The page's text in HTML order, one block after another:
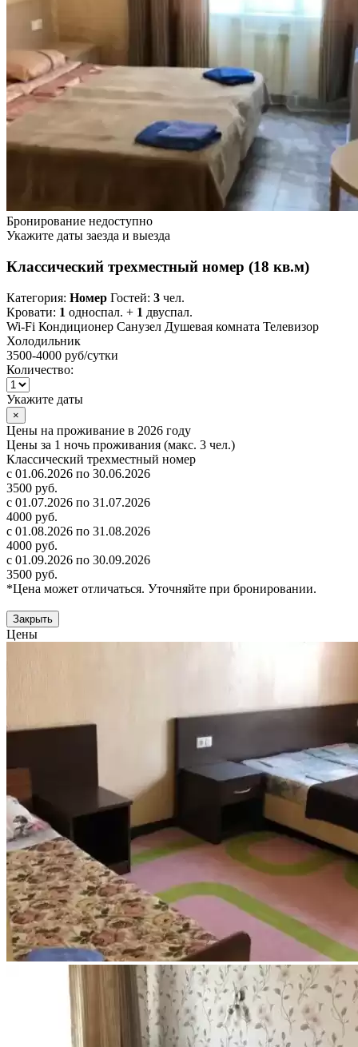
Бронирование недоступно
Укажите даты заезда и выезда
Классический трехместный номер (18 кв.м)
Категория: Номер Гостей: 3 чел.
Кровати: 1 односпал. + 1 двуспал.
Wi-Fi Кондиционер Санузел Душевая комната Телевизор
Холодильник
3500-4000 руб/сутки
Количество:
Укажите даты
×
Цены на проживание в 2026 году
Цены за 1 ночь проживания (макс. 3 чел.)
Классический трехместный номер
с 01.06.2026 по 30.06.2026
3500 руб.
с 01.07.2026 по 31.07.2026
4000 руб.
с 01.08.2026 по 31.08.2026
4000 руб.
с 01.09.2026 по 30.09.2026
3500 руб.
*Цена может отличаться. Уточняйте при бронировании.
Закрыть
Цены